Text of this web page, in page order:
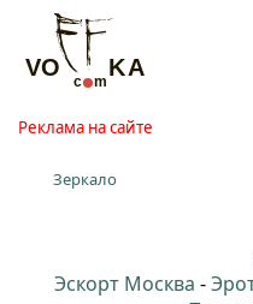
Реклама на сайте
Зеркало
Эскорт Москва -